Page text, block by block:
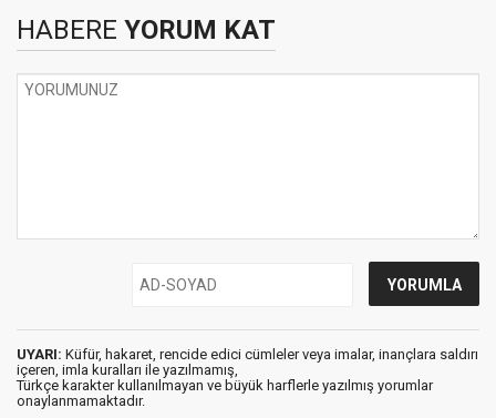
HABERE YORUM KAT
UYARI: Küfür, hakaret, rencide edici cümleler veya imalar, inançlara saldırı
içeren, imla kuralları ile yazılmamış,
Türkçe karakter kullanılmayan ve büyük harflerle yazılmış yorumlar
onaylanmamaktadır.